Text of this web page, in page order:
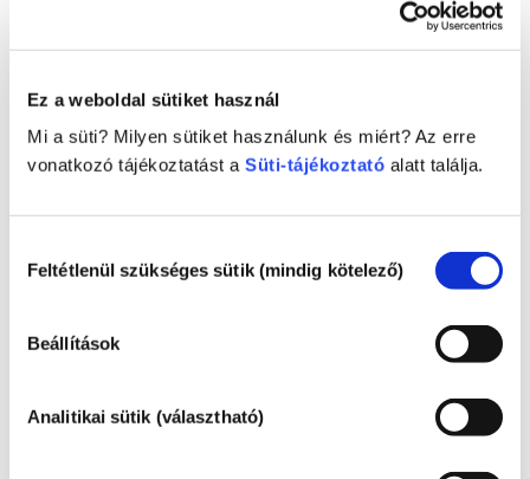
Ez a weboldal sütiket használ
Mi a süti? Milyen sütiket használunk és miért? Az erre
vonatkozó tájékoztatást a Süti-tájékoztató alatt találja.
kiválasztása
Feltétlenül szükséges sütik (mindig kötelező)
Beállítások
Analitikai sütik (választható)
A kozmetikumok
megismerése
biztonságát Európában?
Szigorú jogszabályok biztosítják, hogy az
és testápolási termékek biztonságosan
közösen felelősek a kozmetikai termékek
anyagokról?